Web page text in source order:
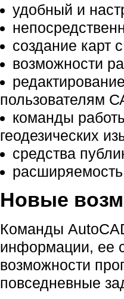
удобный и
создание карт
возможности
пользователям
команды
геодезических
средства
Новые
Команды
информации, ее
возможности
повседневные